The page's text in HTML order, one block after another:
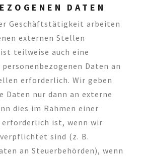
DATEN
Geschäftstätigkeit arbeiten
externen Stellen
teilweise auch eine
Daten an
erforderlich. Wir geben
Daten nur dann an externe
dies im Rahmen einer
ist, wenn wir
sind (z. B.
an Steuerbehörden), wenn